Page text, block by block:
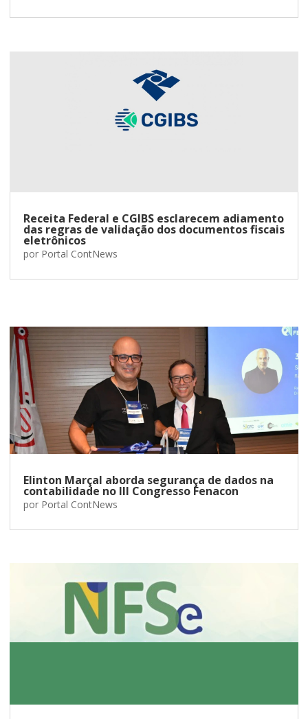
Receita Federal e CGIBS esclarecem adiamento
das regras de validação dos documentos fiscais
eletrônicos
por Portal ContNews
Elinton Marçal aborda segurança de dados na
contabilidade no III Congresso Fenacon
por Portal ContNews